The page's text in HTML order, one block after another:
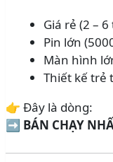
Giá rẻ (2 –
Pin lớn
Màn hình
Thiết kế trẻ
👉 Đây là dòng:
➡️ BÁN CHẠY